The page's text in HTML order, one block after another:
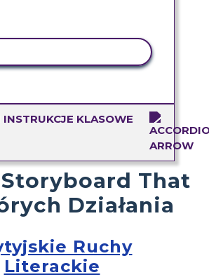
KLASOWE
That
Działania
Ruchy
Literackie